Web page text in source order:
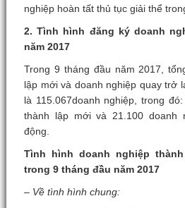
nghiệp hoàn tất thủ tục giải thể
2. Tình hình đăng ký doanh
năm 2017
Trong 9 tháng đầu năm 2017,
lập mới và doanh nghiệp quay trở
là 115.067doanh nghiệp, trong
thành lập mới và 21.100 doanh
động.
Tình hình doanh nghiệp
trong 9 tháng đầu năm 2017
– Về tình hình chung: